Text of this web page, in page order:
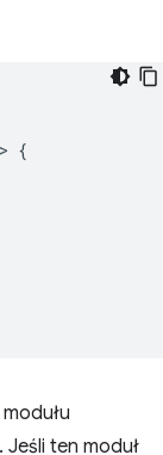
> {
ten moduł